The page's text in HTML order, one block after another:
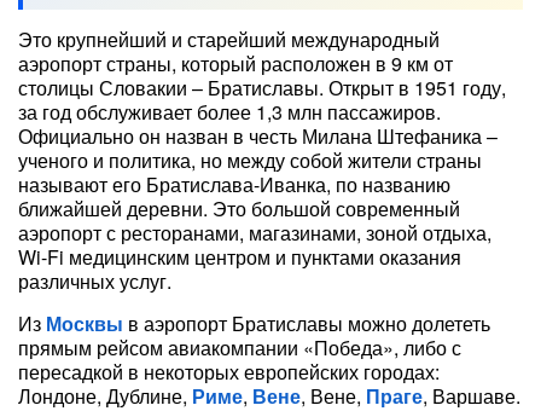
Это крупнейший и старейший международный
аэропорт страны, который расположен в 9 км от
столицы Словакии – Братиславы. Открыт в 1951 году,
за год обслуживает более 1,3 млн пассажиров.
Официально он назван в честь Милана Штефаника –
ученого и политика, но между собой жители страны
называют его Братислава-Иванка, по названию
ближайшей деревни. Это большой современный
аэропорт с ресторанами, магазинами, зоной отдыха,
Wi-Fi медицинским центром и пунктами оказания
различных услуг.
Из Москвы в аэропорт Братиславы можно долететь
прямым рейсом авиакомпании «Победа», либо с
пересадкой в некоторых европейских городах:
Лондоне, Дублине, Риме, Вене, Вене, Праге, Варшаве.